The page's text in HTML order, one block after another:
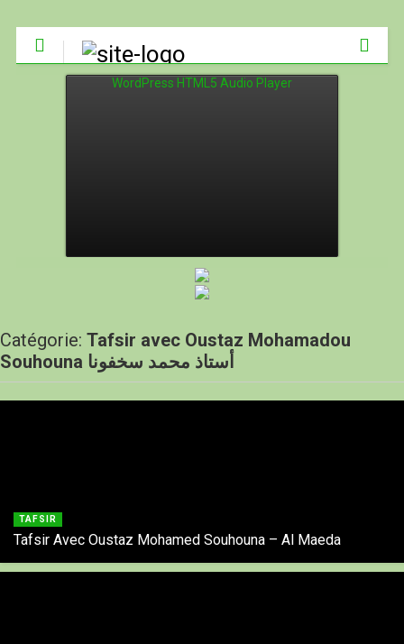
WordPress HTML5 Audio Player
Catégorie: Tafsir avec Oustaz Mohamadou
Souhouna أستاذ محمد سخفونا
TAFSIR
Tafsir Avec Oustaz Mohamed Souhouna – Al Maeda